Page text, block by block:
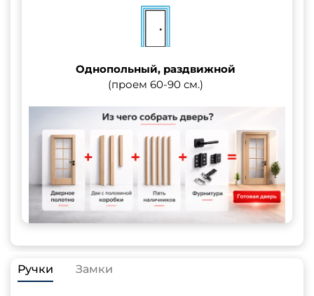
Однопольный, раздвижной
(проем 60-90 см.)
Ручки Замки